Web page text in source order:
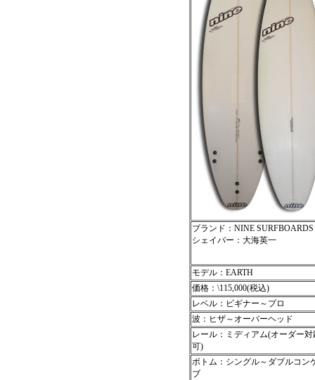
ブランド：NINE SURFBOARDS
シェイパー：大海英一
モデル：EARTH
価格：\115,000(税込)
レベル：ビギナー～プロ
波：ヒザ～オーバーヘッド
レール：ミディアム(オーダー対
可)
ボトム：シングル～ダブルコン
ブ